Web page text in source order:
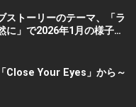
ストーリーのテーマ、「ラ
に」で2026年1月の様子を
Your Eyes」から～